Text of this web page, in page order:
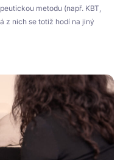
metodu (např. KBT,
z nich se totiž hodí na jiný